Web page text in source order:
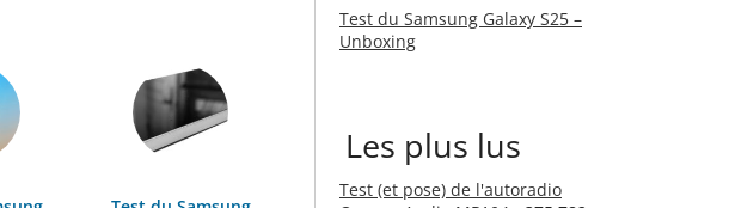
Test du Samsung Galaxy S25 –
Unboxing
Les plus lus
Test (et pose) de l'autoradio